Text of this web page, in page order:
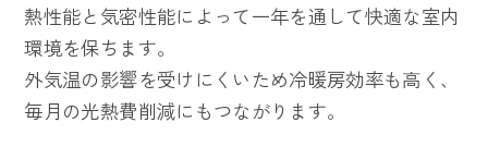
熱性能と気密性能によって一年を通して快適な室内
環境を保ちます。
外気温の影響を受けにくいため冷暖房効率も高く、
毎月の光熱費削減にもつながります。